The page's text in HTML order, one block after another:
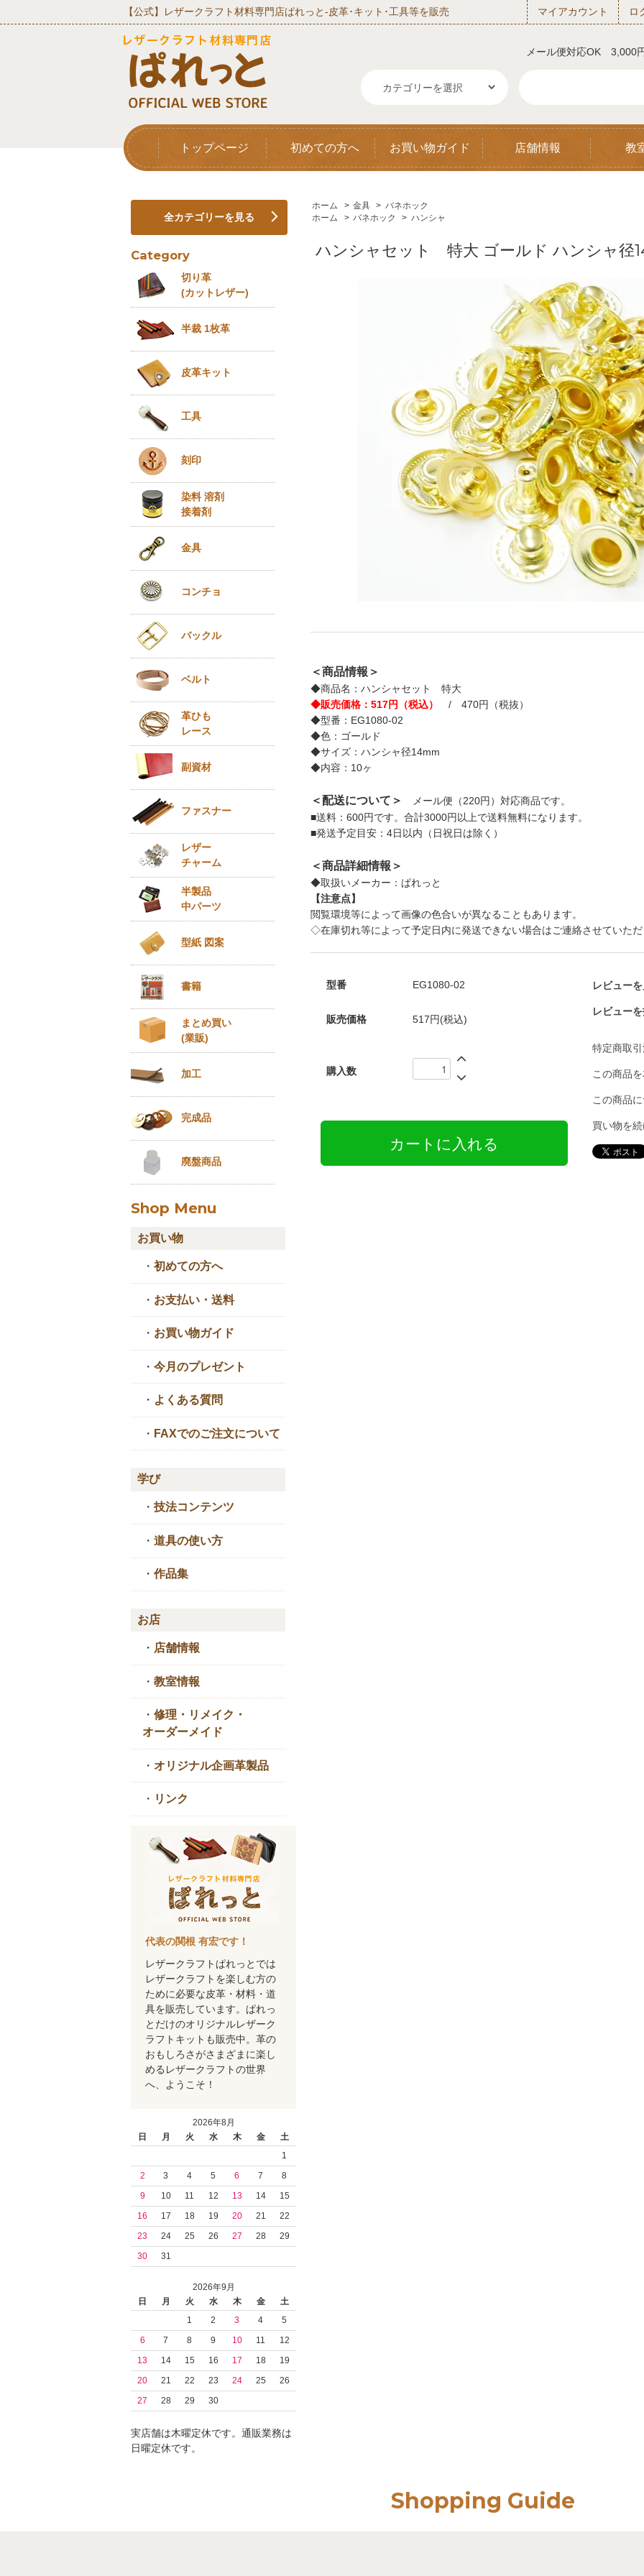
【公式】レザークラフト材料専門店ぱれっと‐皮革･キット･工具等を販売 マイアカウント ロ
メール便対応OK 3,000
トップページ 初めての方へ お買い物ガイド 店舗情報 教
ホーム > 金具 > バネホック
ホーム
> バネホック > ハンシャ
ハンシャセット 特大 ゴールド ハンシャ径
＜商品情報＞
◆商品名：ハンシャセット 特大
◆販売価格：517円（税込）
/ 470円（税抜）
◆型番：EG1080-02
◆色：ゴールド
◆サイズ：ハンシャ径14mm
◆内容：10ヶ
＜配送について＞
メール便（220円）対応商品です。
■送料：600円です。合計3000円以上で送料無料になります。
■発送予定目安：4日以内（日祝日は除く）
＜商品詳細情報＞
◆取扱いメーカー：ぱれっと
【注意点】
閲覧環境等によって画像の色合いが異なることもあります。
◇在庫切れ等によって予定日内に発送できない場合はご連絡させていた
型番 EG1080-02
販売価格 517円(税込)
購入数
レビュー
レビュー
特定商取
この商品
この商品
買い物を
全カテゴリーを見る
Category
切り革
(カットレザー)
半裁 1枚革
皮革キット
工具
刻印
染料 溶剤
接着剤
金具
コンチョ
バックル
ベルト
革ひも
レース
副資材
ファスナー
レザー
チャーム
半製品
中パーツ
型紙 図案
書籍
まとめ買い
(業販)
加工
完成品
廃盤商品
Shop Menu
お買い物
・ 初めての方へ
・ お支払い・送料
・ お買い物ガイド
・ 今月のプレゼント
・ よくある質問
・ FAXでのご注文について
学び
・ 技法コンテンツ
・ 道具の使い方
・ 作品集
お店
・ 店舗情報
・ 教室情報
・ 修理・リメイク・
オーダーメイド
・ オリジナル企画革製品
・ リンク
代表の関根 有宏です！
レザークラフトぱれっとでは
レザークラフトを楽しむ方の
ために必要な皮革・材料・道
具を販売しています。ぱれっ
とだけのオリジナルレザーク
ラフトキットも販売中。革の
おもしろさがさまざまに楽し
めるレザークラフトの世界
へ、ようこそ！
2026年8月
日
月 火 水 木 金
土
1
2
3 4 5 6 7
8
9
10 11 12 13 14
15
16
17 18 19 20 21
22
23
24 25 26 27 28
29
30
31
2026年9月
日
月 火 水 木 金
土
1
2 3 4
5
6
7 8 9 10 11
12
13
14 15 16 17 18
19
20
21 22 23 24 25
26
27
28 29 30
実店舗は木曜定休です。通販業務は
日曜定休です。
Shopping Guide